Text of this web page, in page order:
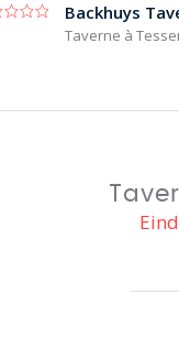
Backhuys
Taverne à